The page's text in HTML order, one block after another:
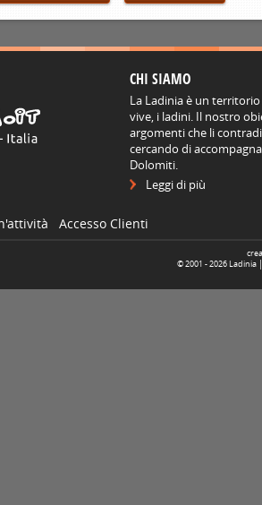
CHI SIAMO
La Ladinia è un
vive, i ladini. Il nostro
argomenti che li
cercando di
Dolomiti.
Leggi di più
Accesso Clienti
© 2001 -2026 Ladinia